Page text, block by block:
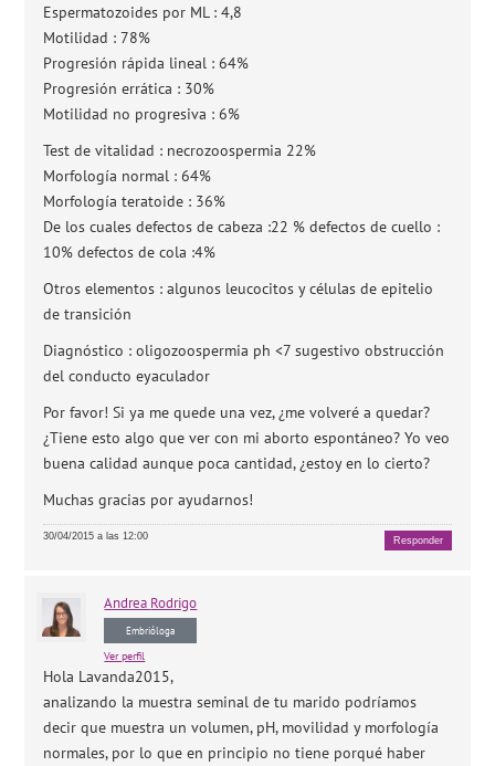
Espermatozoides por ML : 4,8
Motilidad : 78%
Progresión rápida lineal : 64%
Progresión errática : 30%
Motilidad no progresiva : 6%
Test de vitalidad : necrozoospermia 22%
Morfología normal : 64%
Morfología teratoide : 36%
De los cuales defectos de cabeza :22 % defectos de cuello :
10% defectos de cola :4%
Otros elementos : algunos leucocitos y células de epitelio
de transición
Diagnóstico : oligozoospermia ph <7 sugestivo obstrucción
del conducto eyaculador
Por favor! Si ya me quede una vez, ¿me volveré a quedar?
¿Tiene esto algo que ver con mi aborto espontáneo? Yo veo
buena calidad aunque poca cantidad, ¿estoy en lo cierto?
Muchas gracias por ayudarnos!
30/04/2015 a las 12:00 Responder
Andrea Rodrigo
Embrióloga
Ver perfil
Hola Lavanda2015,
analizando la muestra seminal de tu marido podríamos
decir que muestra un volumen, pH, movilidad y morfología
normales, por lo que en principio no tiene porqué haber